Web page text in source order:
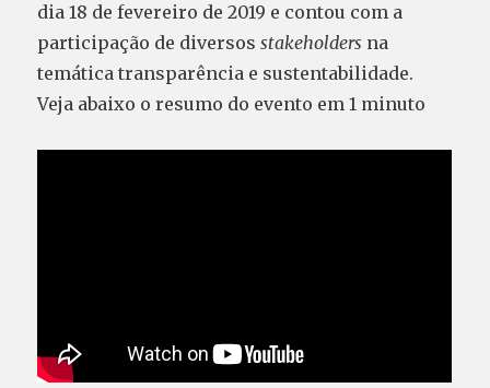
dia 18 de fevereiro de 2019 e contou com a
participação de diversosstakeholders na
temática transparência e sustentabilidade.
Veja abaixo o resumo do evento em 1 minuto